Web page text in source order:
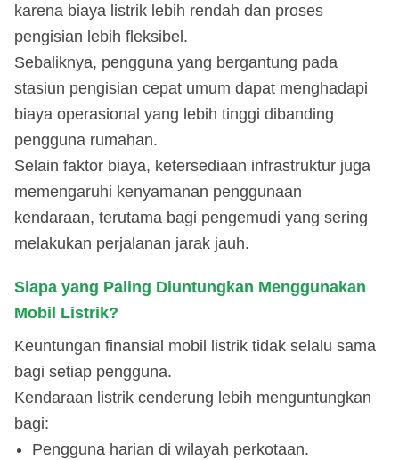
karena biaya listrik lebih rendah dan proses
pengisian lebih fleksibel.
Sebaliknya, pengguna yang bergantung pada
stasiun pengisian cepat umum dapat menghadapi
biaya operasional yang lebih tinggi dibanding
pengguna rumahan.
Selain faktor biaya, ketersediaan infrastruktur juga
memengaruhi kenyamanan penggunaan
kendaraan, terutama bagi pengemudi yang sering
melakukan perjalanan jarak jauh.
Siapa yang Paling Diuntungkan Menggunakan
Mobil Listrik?
Keuntungan finansial mobil listrik tidak selalu sama
bagi setiap pengguna.
Kendaraan listrik cenderung lebih menguntungkan
bagi:
Pengguna harian di wilayah perkotaan.